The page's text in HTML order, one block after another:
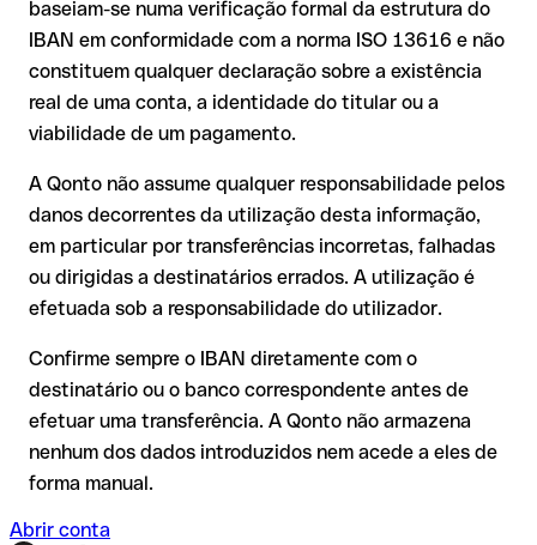
corresponder a nenhuma conta real. Por exemplo, se foram
transpostos dígitos e a combinação resultante é formalmente
válida.
por escrito, especialmente em novas relações comerciais ou
com montantes elevados. A existência de uma conta só pode
ser verificada pelo próprio United Bank Limited ou através de
uma transferência de teste.
recuperação dos fundos;
A sua instituição pode iniciar um processo de reclamação a
seu pedido;
A devolução não está garantida, especialmente se o
destinatário já tiver utilizado o dinheiro
recuperação é consideravelmente mais complexa e implica
comissões adicionais.
Recomendação
: verifique cada IBAN antes de efetuar uma
transferência com o nosso IBAN Checker gratuito e, em caso
de dúvida, confirme-o diretamente com o destinatário. Esta
precaução é especialmente importante com montantes
elevados ou em novas relações comerciais.
baseiam-se numa verificação formal da estrutura do
IBAN em conformidade com a norma ISO 13616 e não
constituem qualquer declaração sobre a existência
real de uma conta, a identidade do titular ou a
viabilidade de um pagamento.
A Qonto não assume qualquer responsabilidade pelos
danos decorrentes da utilização desta informação,
em particular por transferências incorretas, falhadas
ou dirigidas a destinatários errados. A utilização é
efetuada sob a responsabilidade do utilizador.
Confirme sempre o IBAN diretamente com o
destinatário ou o banco correspondente antes de
efetuar uma transferência. A Qonto não armazena
nenhum dos dados introduzidos nem acede a eles de
forma manual.
Abrir conta